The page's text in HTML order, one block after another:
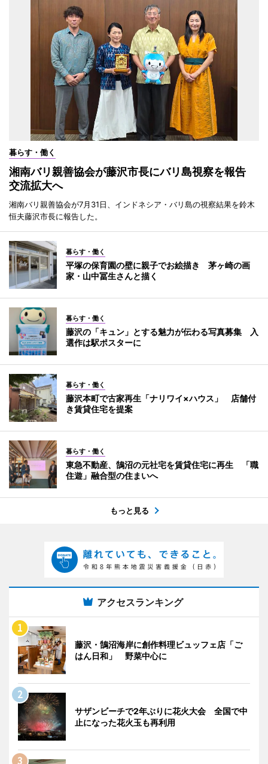
暮らす・働く
湘南バリ親善協会が藤沢市長にバリ島視察を報告
交流拡大へ
湘南バリ親善協会が7月31日、インドネシア・バリ島の視察結果を鈴木
恒夫藤沢市長に報告した。
暮らす・働く
平塚の保育園の壁に親子でお絵描き 茅ヶ崎の画
家・山中冨生さんと描く
暮らす・働く
藤沢の「キュン」とする魅力が伝わる写真募集 入
選作は駅ポスターに
暮らす・働く
藤沢本町で古家再生「ナリワイ×ハウス」 店舗付
き賃貸住宅を提案
暮らす・働く
東急不動産、鵠沼の元社宅を賃貸住宅に再生 「職
住遊」融合型の住まいへ
もっと見る
アクセスランキング
藤沢・鵠沼海岸に創作料理ビュッフェ店「ご
はん日和」 野菜中心に
サザンビーチで2年ぶりに花火大会 全国で中
止になった花火玉も再利用